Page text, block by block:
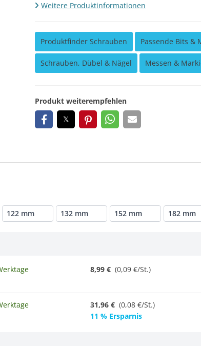
Weitere Produktinformationen
Produktfinder Schrauben Passende Bits &
Schrauben, Dübel & Nägel Messen &
Produkt weiterempfehlen
122 mm 132 mm 152 mm 182 mm
8,99 € (0,09 €/St.)
31,96 € (0,08 €/St.)
11 % Ersparnis